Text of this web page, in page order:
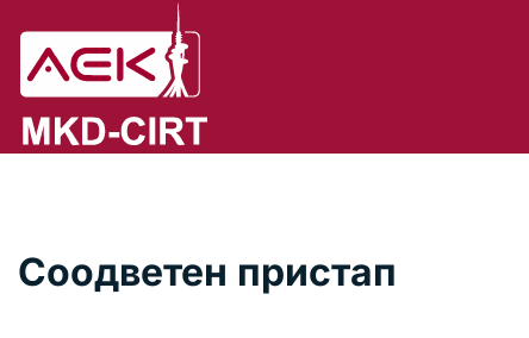
Соодветен пристап